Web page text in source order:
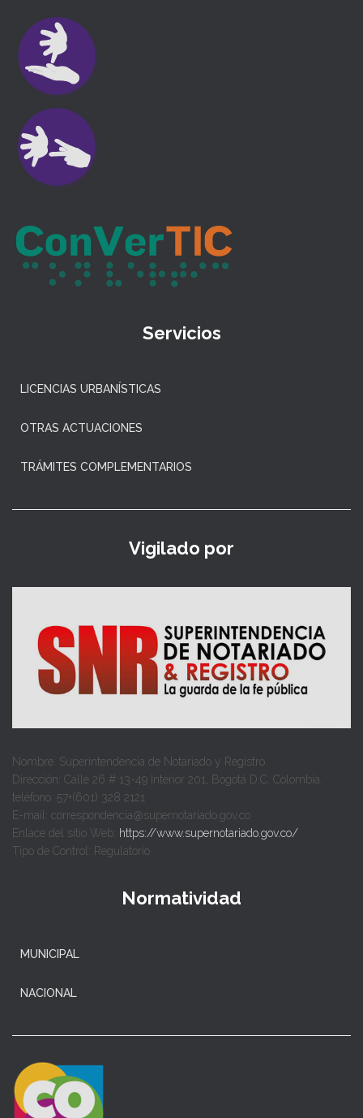
Servicios
LICENCIAS URBANÍSTICAS
OTRAS ACTUACIONES
TRÁMITES COMPLEMENTARIOS
Vigilado por
Nombre: Superintendencia de Notariado y Registro
Dirección: Calle 26 # 13-49 Interior 201, Bogotá D.C. Colombia.
teléfono: 57+(601) 328 2121
E-mail: correspondencia@supernotariado.gov.co
Enlace del sitio Web: https://www.supernotariado.gov.co/
Tipo de Control: Regulatorio
Normatividad
MUNICIPAL
NACIONAL